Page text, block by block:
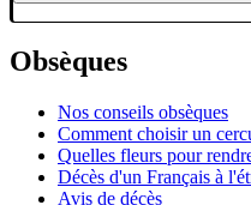
Obsèques
Nos conseils obsèques
Comment choisir un
Quelles fleurs pour
Décès d'un Français à
Avis de décès